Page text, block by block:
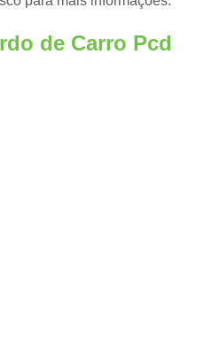
Adaptação de Veículos para
Adaptação de Veículos
Veículos para Pessoas com
Acelerador e Freio Manual
de Carro Pcd